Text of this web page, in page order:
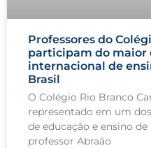
Professores do
participam do maior
internacional de
Brasil
O Colégio Rio Branco
representado em um
de educação e ensino
professor Abraão